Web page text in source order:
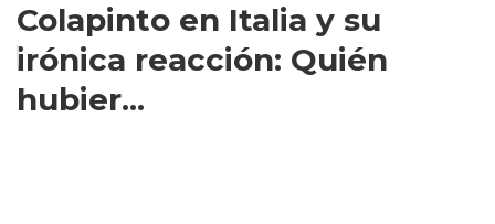
Colapinto en Italia y su
irónica reacción: Quién
hubier...